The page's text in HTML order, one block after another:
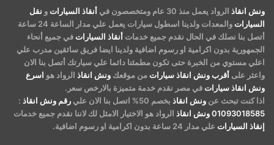
ونش انقاذ الرواد يعمل منذ 30 عام ومتخصصون في أنقاذ السيارات و نقل
السيارات
والمعدات ولدينا اسطول سيارات يعمل علي مدار الساعة 24 ساعة
أتصل بنا نصلك في الحال نقدم جميع خدمات أنقاذ السيارات في جميع أنحاء
الجمهورية بدون اكرامية او رسوم اضافية ولدينا ايضا فريق سائقين مدرب علي
اعلي مستوي من الخبرة حتى تكون مطمئنا دائما علي سيارتك أتصل بنا الان
واعثر على أقرب ونش انقاذ سيارات من موقعك ونش انقاذ الرواد هو اسرع
ونش انقاذ سيارات في مصر نقدم خدمة متميزة بالارخص سعر.
اذا كنت تبحث عن ونش انقاذ بخصم 50% اتصل بنا الان علي رقم ونش انقاذ :
01093018585ونش انقاذ الرواد هو الاختيار الامثل لك لاننا نقدم جميع خدمات
إنقاذ السيارات علي مدار 24 ساعة بدون اكرامية او رسوم اضافية.